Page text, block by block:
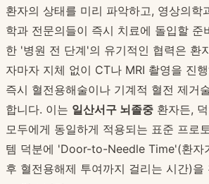
환자의 상태를 미리 파악하고, 영상의학
학과 전문의들이 즉시 치료에 돌입할 준
한 '병원 전 단계'의 유기적인 협력은 환
자마자 지체 없이 CT나 MRI 촬영을 진
즉시 혈전용해술이나 기계적 혈전 제거
합니다. 이는 일산서구 뇌졸중 환자든,
모두에게 동일하게 적용되는 표준 프로
템 덕분에 'Door-to-Needle Time'(환자
후 혈전용해제 투여까지 걸리는 시간)을